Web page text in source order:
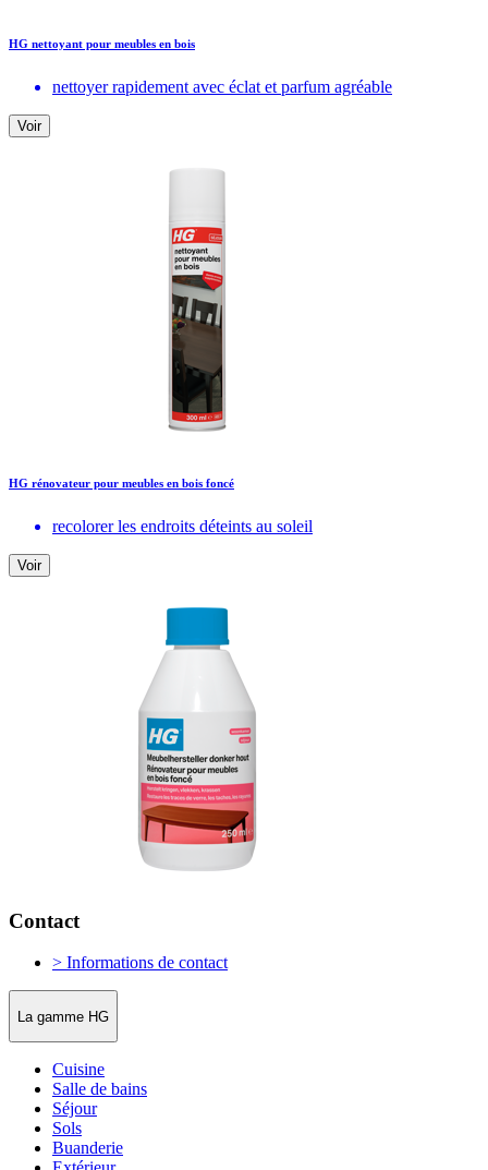
HG nettoyant pour meubles en bois
nettoyer rapidement avec éclat et parfum agréable
Voir
HG rénovateur pour meubles en bois foncé
recolorer les endroits déteints au soleil
Voir
Contact
> Informations de contact
La gamme HG
Cuisine
Salle de bains
Séjour
Sols
Buanderie